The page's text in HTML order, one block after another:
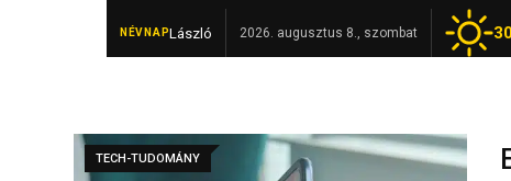
NÉVNAPLászló 2026. augusztus 8., szombat
FRISSElhunyt Garamvári Vencel, a
TECH-TUDOMÁNY